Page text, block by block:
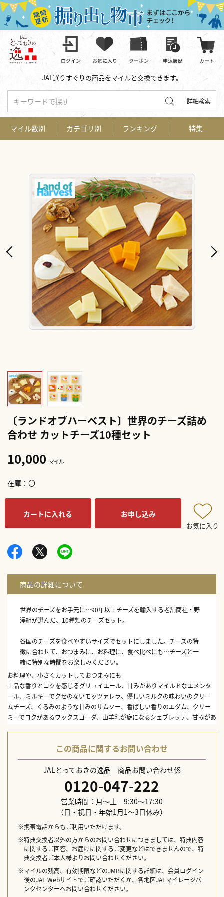
JAL選りすぐりの商品をマイルと交換できます。
キーワードで探す 詳細検索
〔ランドオブハーベスト〕世界のチーズ詰め
合わせ カットチーズ10種セット
10,000 マイル
在庫 〇
カートに入れる お申し込み
お気に入り
世界のチーズをお手元に…90年以上チーズを輸入する老舗商社・野
澤組が選んだ、10種類のチーズセット。
各国のチーズを食べやすいサイズでセットにしました。チーズの特
徴に合わせて、おつまみに、お料理に、食べ比べにも…チーズと一
緒に特別な時間をお楽しみください。
お料理や、小さくカットしておつまみにも
上品な香りとコクを感じるグリュイエール、甘みがありマイルドなエメンタ
ール、ミルキーでクセのないモッツァレラ、優しいミルクの味わいのクリー
ムチーズ、くるみのような甘みのサムソー、香ばしい香りのエダム、クリー
ミーでコクがあるワックスゴーダ、山羊乳が癖になるシェブレッテ、甘みがあ
内容量：スイス グリュイエールチーズ 100g、スイス エメンタール
チーズ 100g、ドイツ モッツァレラチーズ 100g、オーストラリア ク
リームチーズ 100g、デンマーク サムソーチーズ 100g、オランダ エ
ダムソフトチーズ 100g、オランダ フリコ ワックスゴーダチーズ マ
イルド 100g、オランダ フリコ シェブレッテチーズマイルド 100g、
オランダ ミモレットチーズマイルド 100g、イタリア パルミジャー
ノレッジャーノチーズ 100g（各1）
本体サイズ：W25×D17×H16cm
本体重量：2,000g
生産国：スイス、ドイツ、オーストラリア、デンマーク、オランダ、
イタリア
この商品に関するお問い合わせ
JALとっておきの逸品 商品お問い合わせ係
0120-047-222
営業時間：月～土 9:30～17:30
（日・祝日・年始1月1～3日休み）
※携帯電話からもご利用いただけます。
※特典交換者以外の方からのお問い合わせにつきましては、特典内容
に関するご回答、お届けに関するご変更などはできませんので、特
典交換者ご本人様よりお問い合わせください。
※マイルの残高、有効期限などのJMBに関する詳細は、会員ログイン
後のJAL Webサイトでご確認いただくか、各地区JALマイレージバ
ンクセンターへお問い合わせください。
マイル数別 カテゴリ別 ランキング 特集